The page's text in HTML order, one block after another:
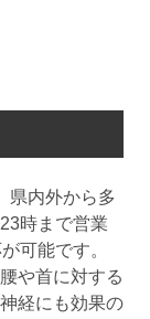
県内外から多
時まで営業
可能です。
や首に対する
経にも効果の